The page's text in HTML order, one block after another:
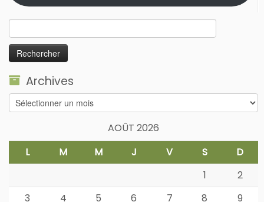
Rechercher :
Archives
Archives
AOÛT 2026
L
M M J V S
D
1
2
3
4 5 6 7 8
9